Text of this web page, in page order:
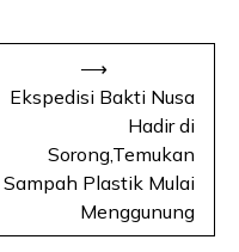
Ekspedisi Bakti Nusa
Hadir di
Sorong,Temukan
Sampah Plastik Mulai
Menggunung
⟶